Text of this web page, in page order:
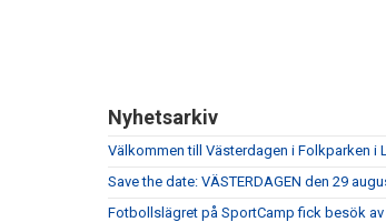
Nyhetsarkiv
Välkommen till Västerdagen i Folkparken i
Save the date: VÄSTERDAGEN den 29
Fotbollslägret på SportCamp fick besök